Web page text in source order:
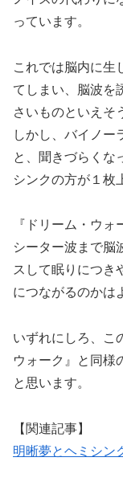
っています。
これでは脳内に生
てしまい、脳波を
さいものといえそ
しかし、バイノー
と、聞きづらくな
シンクの方が１枚
『ドリーム・ウォ
シーター波まで脳
スして眠りにつき
につながるのかは
いずれにしろ、こ
ウォーク』と同様
と思います。
【関連記事】
明晰夢とヘミシン